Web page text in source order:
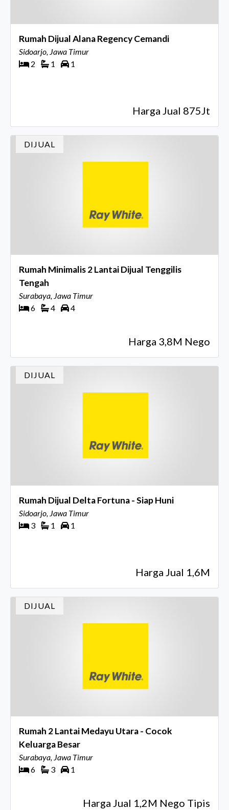
Rumah Dijual Alana Regency Cemandi
Sidoarjo, Jawa Timur
2
1 1
Harga Jual 875Jt
DIJUAL
Rumah Minimalis 2 Lantai Dijual Tenggilis
Tengah
Surabaya, Jawa Timur
6
4 4
Harga 3,8M Nego
DIJUAL
Rumah Dijual Delta Fortuna - Siap Huni
Sidoarjo, Jawa Timur
3
1 1
Harga Jual 1,6M
DIJUAL
Rumah 2 Lantai Medayu Utara - Cocok
Keluarga Besar
Surabaya, Jawa Timur
6
3 1
Harga Jual 1,2M Nego Tipis